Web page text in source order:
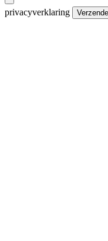
privacyverklaring